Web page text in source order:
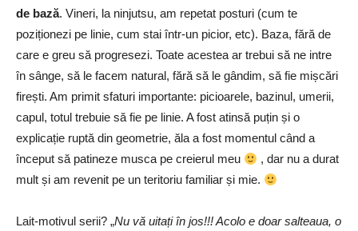
de bază. Vineri, la ninjutsu, am repetat posturi (cum te
poziționezi pe linie, cum stai într-un picior, etc). Baza, fără de
care e greu să progresezi. Toate acestea ar trebui să ne intre
în sânge, să le facem natural, fără să le gândim, să fie mișcări
firești. Am primit sfaturi importante: picioarele, bazinul, umerii,
capul, totul trebuie să fie pe linie. A fost atinsă puțin și o
explicație ruptă din geometrie, ăla a fost momentul când a
început să patineze musca pe creierul meu
, dar nu a durat
mult și am revenit pe un teritoriu familiar și mie.
Lait-motivul serii? „Nu vă uitați în jos!!! Acolo e doar salteaua, o